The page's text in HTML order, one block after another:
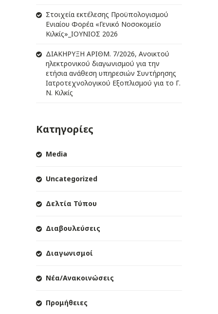
Στοιχεία εκτέλεσης Προϋπολογισμού
Ενιαίου Φορέα «Γενικό Νοσοκομείο
Κιλκίς»_ΙΟΥΝΙΟΣ 2026
ΔIΑΚΗΡΥΞΗ ΑΡIΘΜ. 7/2026, Ανοικτού
ηλεκτρονικού διαγωνισμού για την
ετήσια ανάθεση υπηρεσιών Συντήρησης
Ιατροτεχνολογικού Εξοπλισμού για το Γ.
Ν. Κιλκίς
Κατηγορίες
Media
Uncategorized
Δελτία Τύπου
Διαβουλεύσεις
Διαγωνισμοί
Νέα/Ανακοινώσεις
Προμήθειες